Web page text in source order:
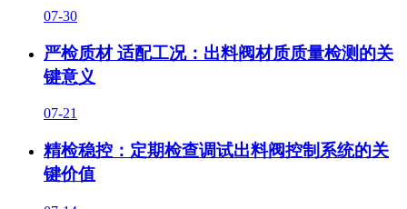
07-30
严检质材 适配工况：出料阀材质质量检测的关
键意义
07-21
精检稳控：定期检查调试出料阀控制系统的关
键价值